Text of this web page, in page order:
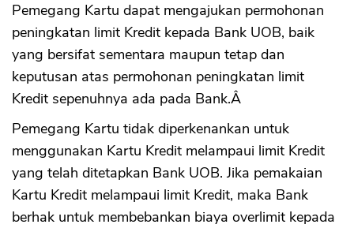
Pemegang Kartu dapat mengajukan permohonan
peningkatan limit Kredit kepada Bank UOB, baik
yang bersifat sementara maupun tetap dan
keputusan atas permohonan peningkatan limit
Kredit sepenuhnya ada pada Bank.Â
Pemegang Kartu tidak diperkenankan untuk
menggunakan Kartu Kredit melampaui limit Kredit
yang telah ditetapkan Bank UOB. Jika pemakaian
Kartu Kredit melampaui limit Kredit, maka Bank
berhak untuk membebankan biaya overlimit kepada